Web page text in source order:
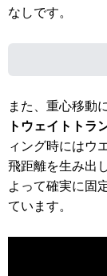
なしです。
また、重心移動
トウェイトトラ
ィング時にはウ
飛距離を生み出
よって確実に固
ています。